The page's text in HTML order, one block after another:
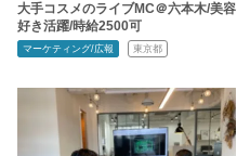
大手コスメのライブMC＠六本木/美容
好き活躍/時給2500可
マーケティング/広報 東京都